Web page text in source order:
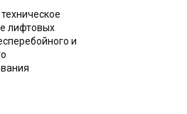
лифтовых
и